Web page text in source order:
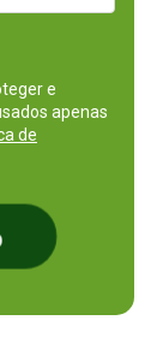
e
apenas
de